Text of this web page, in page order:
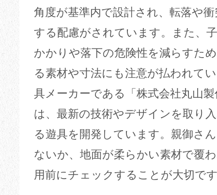
角度が基準内で設計され、転落や
する配慮がされています。また、
かかりや落下の危険性を減らすた
る素材や寸法にも注意が払われ
具メーカーである「株式会社丸山
は、最新の技術やデザインを取り
る遊具を開発しています。親御さ
ないか、地面が柔らかい素材で覆
用前にチェックすることが大切で